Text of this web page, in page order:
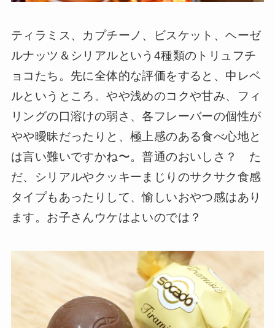
ティラミス、カプチーノ、ビスケット、ヘーゼ
ルナッツ＆シリアルという4種類のトリュフチ
ョコたち。先に全体的な評価をすると、中レベ
ルというところ。やや浅めのコクや甘み、フィ
リングの口溶けの弱さ、各フレーバーの個性が
やや曖昧だったりと、極上感のある食べ心地と
は言い難いですかね〜。普通のおいしさ？ た
だ、シリアルやクッキーまじりのサクサク食感
タイプもあったりして、愉しいおやつ感はあり
ます。お子さんウケはよいのでは？